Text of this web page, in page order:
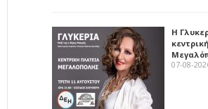
Η
07-08-